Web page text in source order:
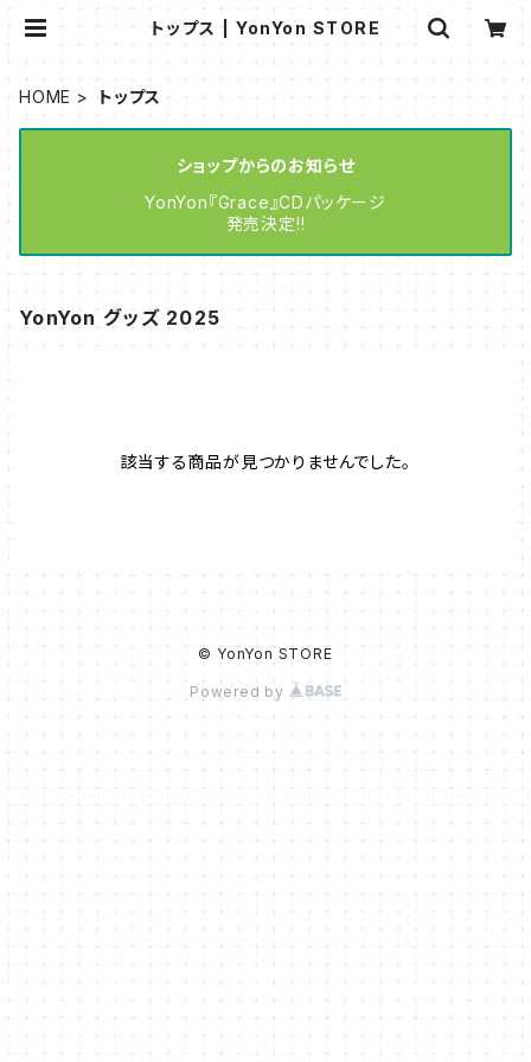
トップス | YonYon STORE
HOME トップス
ショップからのお知らせ
YonYon『Grace』CDパッケージ
発売決定!!
YonYon グッズ 2025
該当する商品が見つかりませんでした。
© YonYon STORE
Powered by